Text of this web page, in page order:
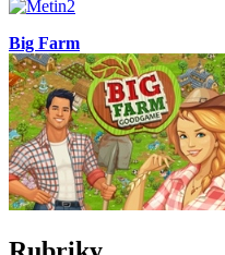
Big Farm